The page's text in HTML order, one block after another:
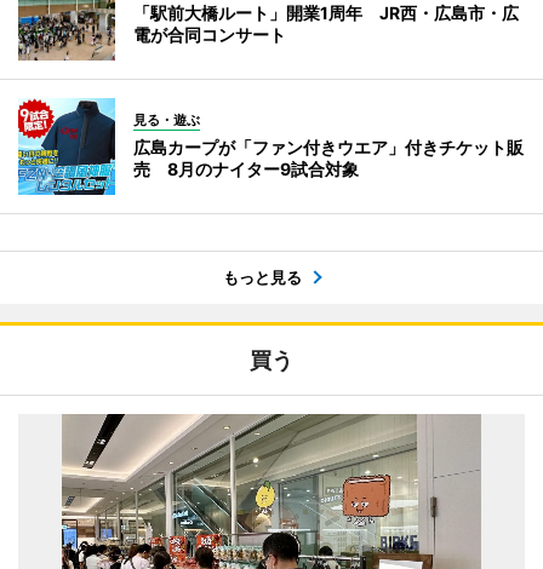
「駅前大橋ルート」開業1周年 JR西・広島市・広
電が合同コンサート
見る・遊ぶ
広島カープが「ファン付きウエア」付きチケット販
売 8月のナイター9試合対象
もっと見る
買う